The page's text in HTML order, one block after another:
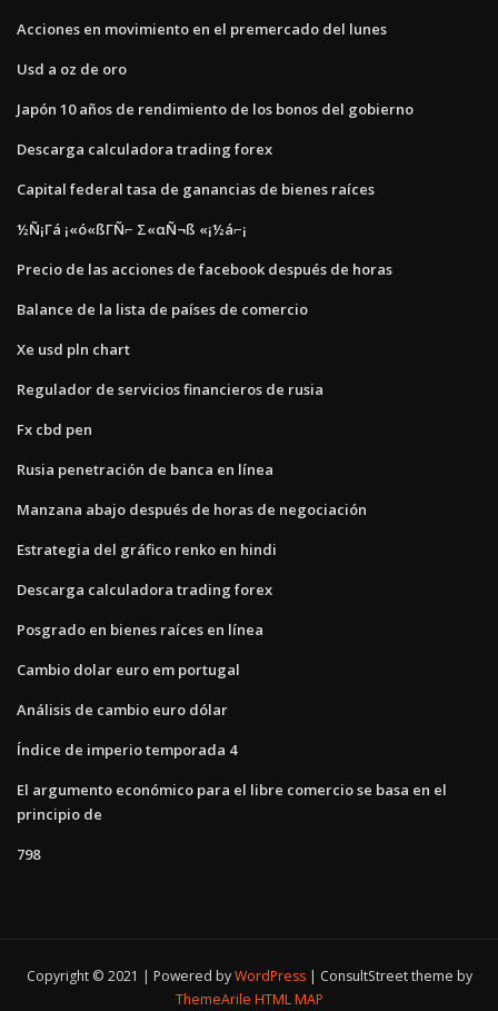
Acciones en movimiento en el premercado del lunes
Usd a oz de oro
Japón 10 años de rendimiento de los bonos del gobierno
Descarga calculadora trading forex
Capital federal tasa de ganancias de bienes raíces
½Ñ¡Γá ¡«ó«ßΓÑ⌐ Σ«αÑ¬ß «¡½á⌐¡
Precio de las acciones de facebook después de horas
Balance de la lista de países de comercio
Xe usd pln chart
Regulador de servicios financieros de rusia
Fx cbd pen
Rusia penetración de banca en línea
Manzana abajo después de horas de negociación
Estrategia del gráfico renko en hindi
Descarga calculadora trading forex
Posgrado en bienes raíces en línea
Cambio dolar euro em portugal
Análisis de cambio euro dólar
Índice de imperio temporada 4
El argumento económico para el libre comercio se basa en el
principio de
798
Copyright © 2021 | Powered byWordPress
ConsultStreet theme by
ThemeArile HTML MAP